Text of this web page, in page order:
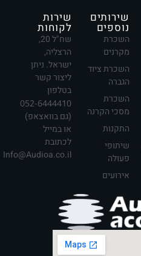
שירותים
נוספים
השכרת
מקרנים
השכרת ציוד
הגברה
השכרת
מסכי הקרנה
התקנות
שיתופי
פעולה
אירועים
שירות
לקוחות
שח"ל 20,
הרצליה,
ישראל. ניתן
ליצור קשר
בטלפון
052-6444410
(גם בוואצאפ)
או במייל
לכתובת
Info@Audioa.co.il